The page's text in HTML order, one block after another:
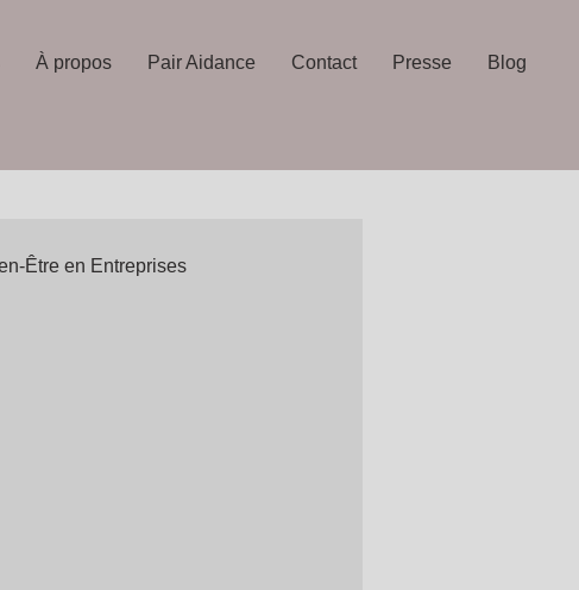
À propos Pair Aidance Contact Presse Blog
Être en Entreprises